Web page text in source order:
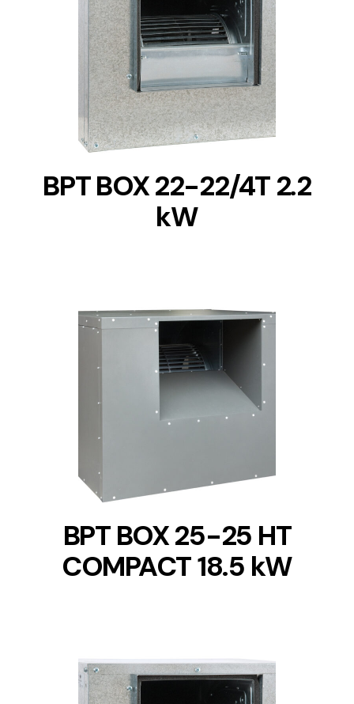
DETAILS
BPT BOX 22-22/4T 2.2
kW
DETAILS
BPT BOX 25-25 HT
COMPACT 18.5 kW